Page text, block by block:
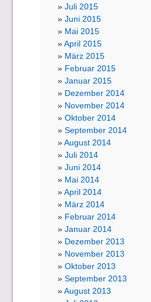
Juli 2015
Juni 2015
Mai 2015
April 2015
März 2015
Februar 2015
Januar 2015
Dezember 2014
November 2014
Oktober 2014
September 2014
August 2014
Juli 2014
Juni 2014
Mai 2014
April 2014
März 2014
Februar 2014
Januar 2014
Dezember 2013
November 2013
Oktober 2013
September 2013
August 2013